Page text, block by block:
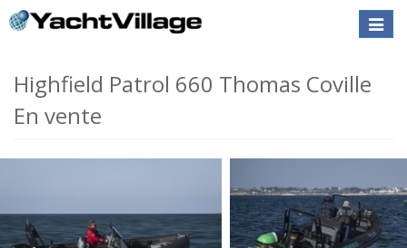
Toggle
Highfield Patrol 660 Thomas Coville
En vente